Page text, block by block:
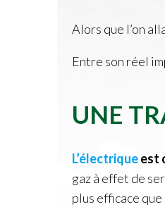
Alors que l’on
Entre son réel
UNE
L’électriqueest
gaz à effet de
plus efficace